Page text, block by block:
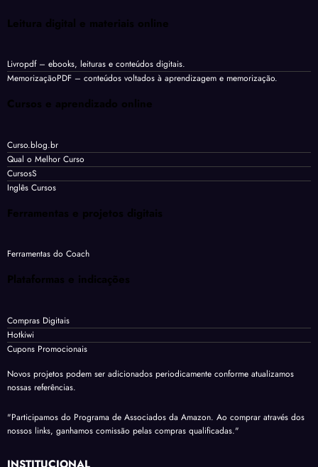
Leitura digital e materiais online
Livropdf– ebooks, leituras e conteúdos digitais.
MemorizaçãoPDF – conteúdos voltados à aprendizagem e memorização.
Cursos e aprendizado online
Curso.blog.br
Qual o Melhor Curso
CursosS
Inglês Cursos
Ferramentas e projetos digitais
Ferramentas do Coach
Plataformas e indicações
Compras Digitais
Hotkiwi
Cupons Promocionais
Novos projetos podem ser adicionados periodicamente conforme atualizamos
nossas referências.
"Participamos do Programa de Associados da Amazon. Ao comprar através dos
nossos links, ganhamos comissão pelas compras qualificadas."